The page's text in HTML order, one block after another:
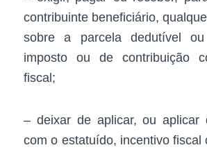
contribuinte beneficiário,
sobre a parcela dedutível
imposto ou de contribuição
fiscal;
– deixar de aplicar, ou aplicar
com o estatuído, incentivo fiscal